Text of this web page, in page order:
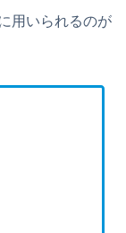
用いられるのが